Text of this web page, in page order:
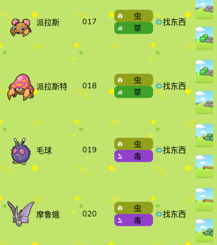
派拉斯 017
虫
草
找东西
派拉斯特 018
虫
草
找东西
毛球 019
虫
毒
找东西
摩鲁蛾 020
虫
毒
找东西